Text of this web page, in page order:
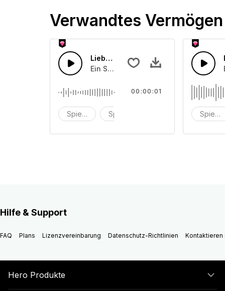
Verwandtes Vermögen
Liebe15
Ein Spielzeugkasten-Soundeffekt
Spielzeug Spielzeugbox Soundeffekt
00:00:01
Hilfe & Support
FAQ Plans Lizenzvereinbarung Datenschutz-Richtlinien Kontaktieren
Hero Produkte